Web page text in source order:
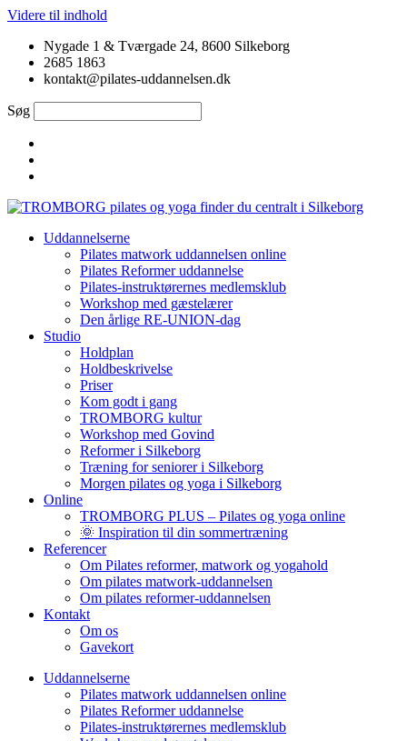
Videre til indhold
Nygade 1 & Tværgade 24, 8600 Silkeborg
2685 1863
kontakt@pilates-uddannelsen.dk
Søg
Uddannelserne
Pilates matwork uddannelsen online
Pilates Reformer uddannelse
Pilates-instruktørernes medlemsklub
Workshop med gæstelærer
Den årlige RE-UNION-dag
Studio
Holdplan
Holdbeskrivelse
Priser
Kom godt i gang
TROMBORG kultur
Workshop med Govind
Reformer i Silkeborg
Træning for seniorer i Silkeborg
Morgen pilates og yoga i Silkeborg
Online
TROMBORG PLUS – Pilates og yoga online
🌞 Inspiration til din sommertræning
Referencer
Om Pilates reformer, matwork og yogahold
Om pilates matwork-uddannelsen
Om pilates reformer-uddannelsen
Kontakt
Om os
Gavekort
Uddannelserne
Pilates matwork uddannelsen online
Pilates Reformer uddannelse
Pilates-instruktørernes medlemsklub